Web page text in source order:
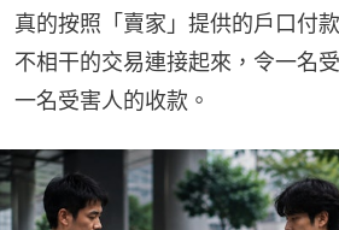
真的按照「賣家」提供的戶口付
不相干的交易連接起來，令一名
一名受害人的收款。